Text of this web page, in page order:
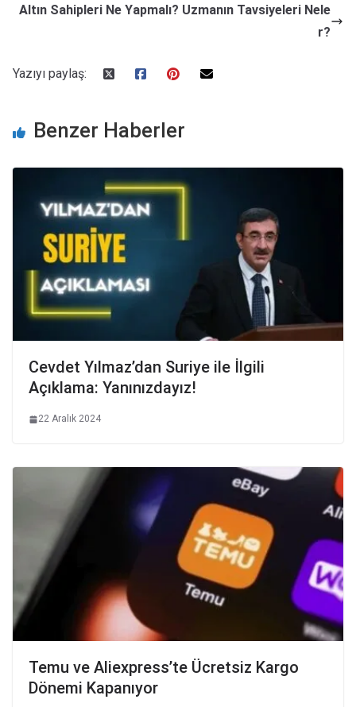
Altın Sahipleri Ne Yapmalı? Uzmanın Tavsiyeleri Nele
r?
Yazıyı paylaş:
Benzer Haberler
Cevdet Yılmaz’dan Suriye ile İlgili
Açıklama: Yanınızdayız!
22 Aralık 2024
Temu ve Aliexpress’te Ücretsiz Kargo
Dönemi Kapanıyor